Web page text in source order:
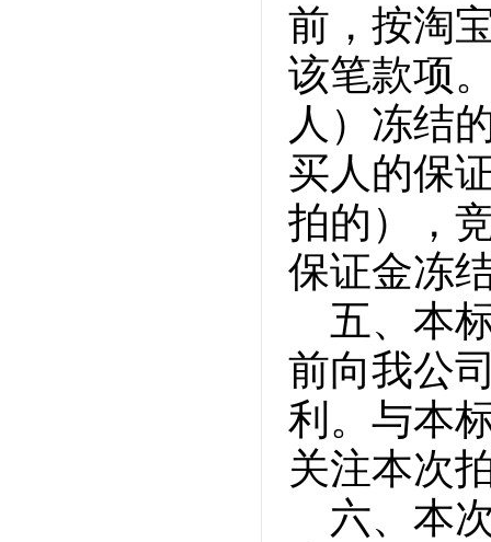
前，按淘
该笔款项
人）冻结
买人的保
拍的），
保证金冻
五、本
前向我公
利。与本
关注本次
六、本